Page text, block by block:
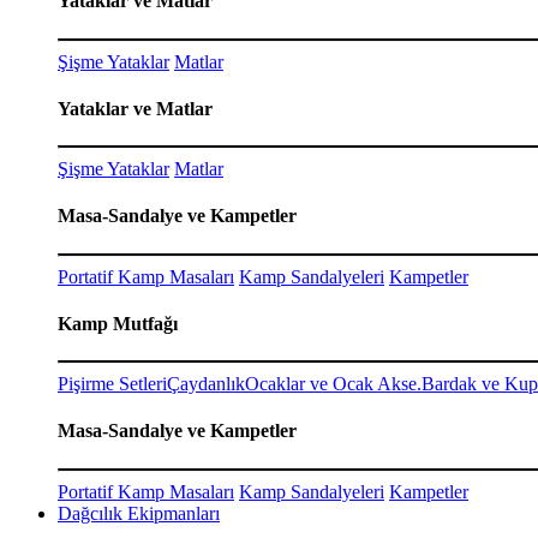
Şişme Yataklar Matlar
Yataklar ve Matlar
Şişme Yataklar Matlar
Masa-Sandalye ve Kampetler
Portatif Kamp Masaları Kamp Sandalyeleri Kampetler
Kamp Mutfağı
Pişirme SetleriÇaydanlıkOcaklar ve Ocak Akse.Bardak ve
Masa-Sandalye ve Kampetler
Portatif Kamp Masaları Kamp Sandalyeleri Kampetler
Dağcılık Ekipmanları